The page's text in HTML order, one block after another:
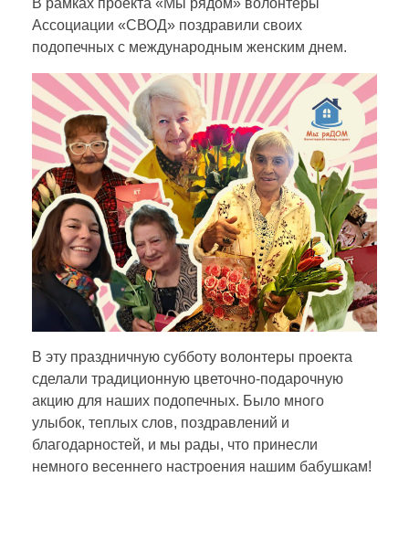
о
л
о
н
т
е
ы
«
С
Ассоциации «СВОД» поздравили своих
подопечных с международным женским днем.
В эту праздничную субботу волонтеры проекта
сделали традиционную цветочно-подарочную
акцию для наших подопечных. Было много
улыбок, теплых слов, поздравлений и
благодарностей, и мы рады, что принесли
немного весеннего настроения нашим бабушкам!